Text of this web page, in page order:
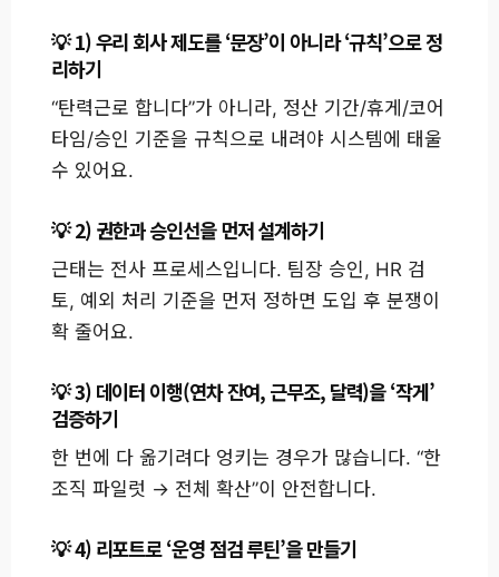
1) 우리 회사 제도를 ‘문장’이 아니라 ‘규칙’으로 정
리하기
“탄력근로 합니다”가 아니라, 정산 기간/휴게/코어
타임/승인 기준을 규칙으로 내려야 시스템에 태울
수 있어요.
2) 권한과 승인선을 먼저 설계하기
근태는 전사 프로세스입니다. 팀장 승인, HR 검
토, 예외 처리 기준을 먼저 정하면 도입 후 분쟁이
확 줄어요.
3) 데이터 이행(연차 잔여, 근무조, 달력)을 ‘작게’
검증하기
한 번에 다 옮기려다 엉키는 경우가 많습니다. “한
조직 파일럿 → 전체 확산”이 안전합니다.
4) 리포트로 ‘운영 점검 루틴’을 만들기